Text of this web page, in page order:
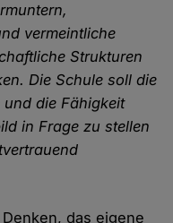
vermeintliche
Strukturen
Die Schule soll die
die Fähigkeit
in Frage zu stellen
das eigene